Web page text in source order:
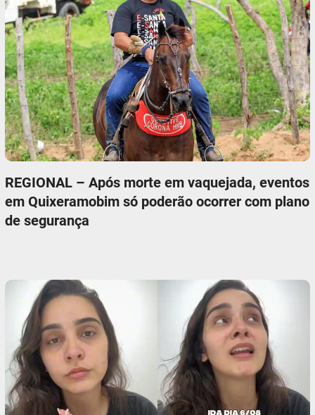
REGIONAL – Após morte em vaquejada, eventos
em Quixeramobim só poderão ocorrer com plano
de segurança